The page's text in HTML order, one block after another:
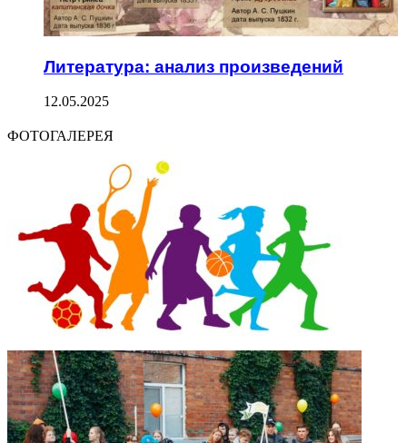
Литература: анализ произведений
12.05.2025
ФОТОГАЛЕРЕЯ